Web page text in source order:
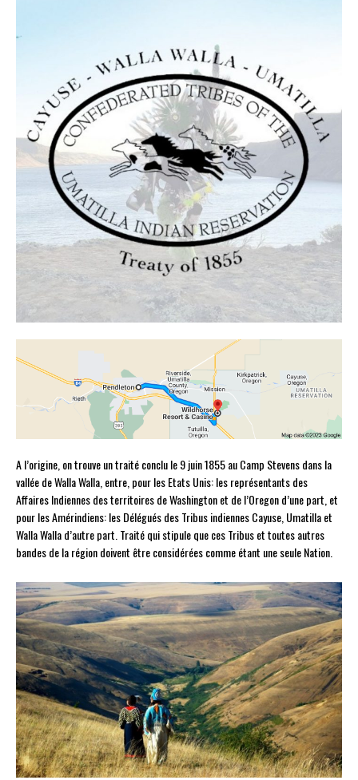
A l’origine, on trouve un traité conclu le 9 juin 1855 au Camp Stevens dans la
vallée de Walla Walla, entre, pour les Etats Unis: les représentants des
Affaires Indiennes des territoires de Washington et de l’Oregon d’une part, et
pour les Amérindiens: les Délégués des Tribus indiennes Cayuse, Umatilla et
Walla Walla d’autre part. Traité qui stipule que ces Tribus et toutes autres
bandes de la région doivent être considérées comme étant une seule Nation.